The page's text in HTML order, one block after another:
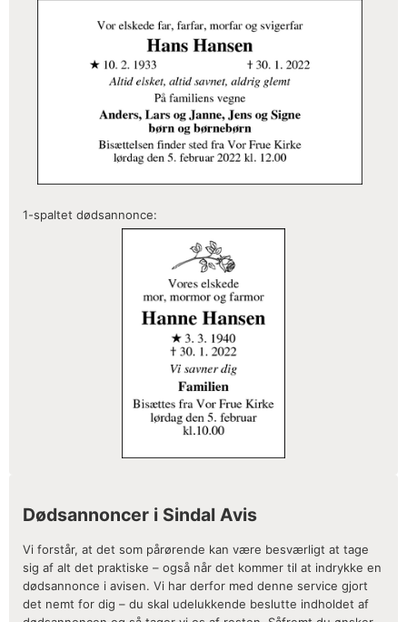
1-spaltet dødsannonce:
Dødsannoncer i Sindal Avis
Vi forstår, at det som pårørende kan være besværligt at tage
sig af alt det praktiske – også når det kommer til at indrykke en
dødsannonce i avisen. Vi har derfor med denne service gjort
det nemt for dig – du skal udelukkende beslutte indholdet af